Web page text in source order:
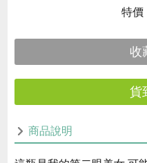
收
貨
商品說明